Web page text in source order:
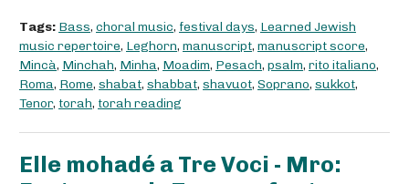
Tags: Bass, choral music, festival days, Learned Jewish
music repertoire, Leghorn, manuscript, manuscript score,
Mincà, Minchah, Minha, Moadim, Pesach, psalm, rito italiano,
Roma, Rome, shabat, shabbat, shavuot, Soprano, sukkot,
Tenor, torah, torah reading
Elle mohadé a Tre Voci - Mro: